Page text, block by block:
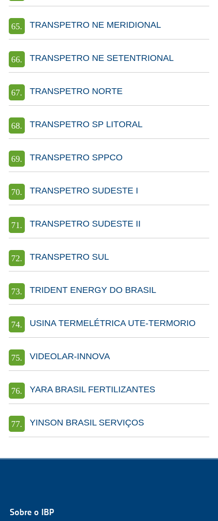
TRANSPETRO NE MERIDIONAL
TRANSPETRO NE SETENTRIONAL
TRANSPETRO NORTE
TRANSPETRO SP LITORAL
TRANSPETRO SPPCO
TRANSPETRO SUDESTE I
TRANSPETRO SUDESTE II
TRANSPETRO SUL
TRIDENT ENERGY DO BRASIL
USINA TERMELÉTRICA UTE-TERMORIO
VIDEOLAR-INNOVA
YARA BRASIL FERTILIZANTES
YINSON BRASIL SERVIÇOS
Sobre o IBP